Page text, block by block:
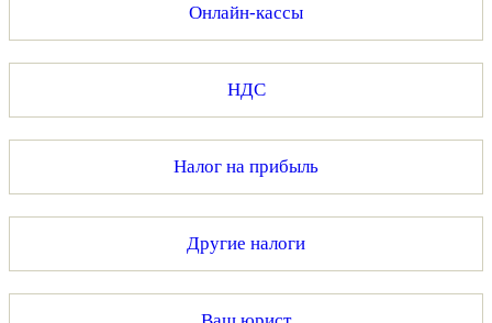
Онлайн-кассы
НДС
Налог на прибыль
Другие налоги